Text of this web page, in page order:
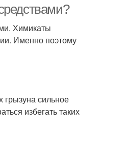
Химикаты
Именно поэтому
грызуна сильное
избегать таких